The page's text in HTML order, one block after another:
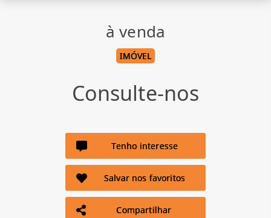
à venda
IMÓVEL
Consulte-nos
Tenho interesse
Salvar nos favoritos
Compartilhar